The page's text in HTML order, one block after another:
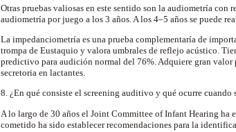
Otras pruebas valiosas en este sentido son la audiometría con
audiometría por juego a los 3 años. A los 4–5 años se puede
La impedanciometría es una prueba complementaría de
trompa de Eustaquio y valora umbrales de reflejo acústico.
predictivo para audición normal del 76%. Adquiere gran valor
secretoria en lactantes.
8. ¿En qué consiste el screening auditivo y qué ocurre cuando
A lo largo de 30 años el Joint Committee of Infant Hearing ha
cometido ha sido establecer recomendaciones para la